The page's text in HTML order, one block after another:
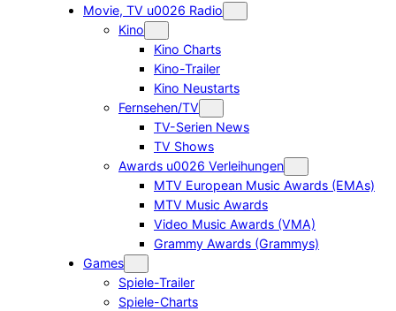
Movie, TV u0026 Radio
Kino
Kino Charts
Kino-Trailer
Kino Neustarts
Fernsehen/TV
TV-Serien News
TV Shows
Awards u0026 Verleihungen
MTV European Music Awards (EMAs)
MTV Music Awards
Video Music Awards (VMA)
Grammy Awards (Grammys)
Games
Spiele-Trailer
Spiele-Charts